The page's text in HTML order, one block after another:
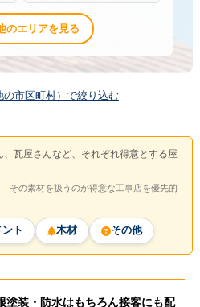
のエリアを見る
市区町村）で絞り込む
瓦屋さんなど、それぞれ得意とする屋
その素材を扱うのが得意な工事店を優先的
ト 木材 その他
塗装・防水はもちろん接客にも配